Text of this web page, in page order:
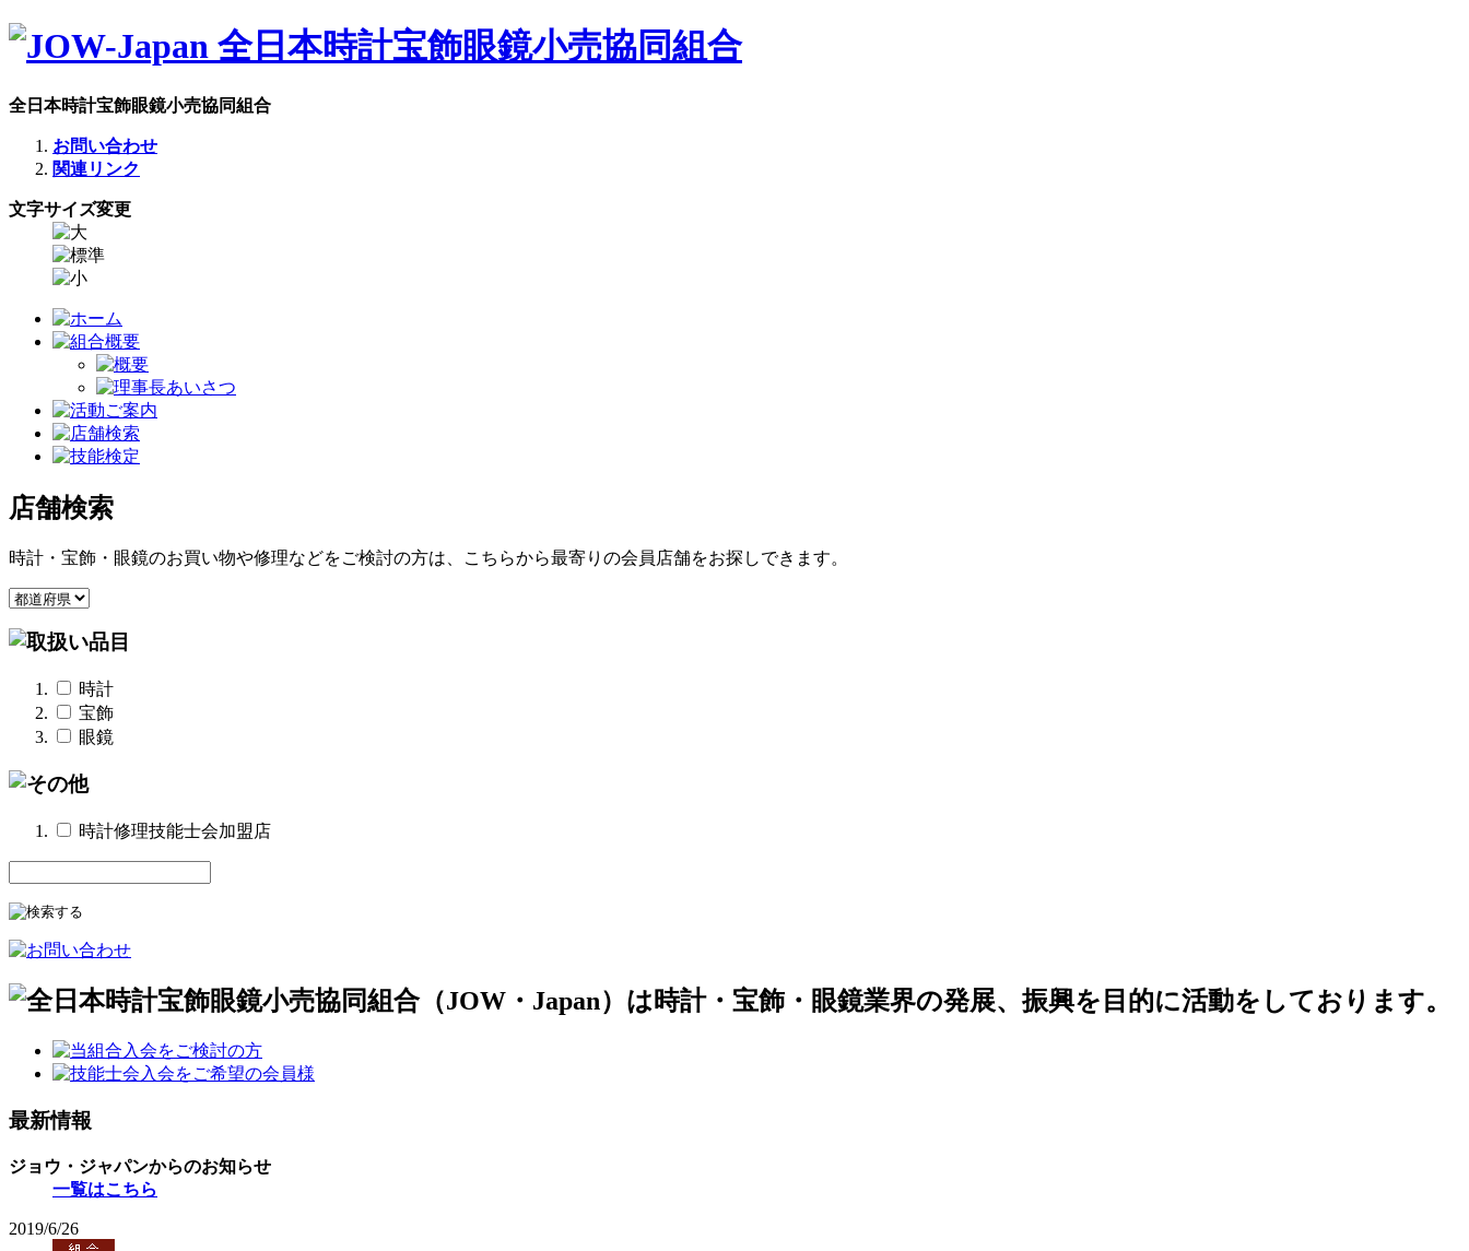
全日本時計宝飾眼鏡小売協同組合
お問い合わせ
関連リンク
文字サイズ変更
店舗検索
時計・宝飾・眼鏡のお買い物や修理などをご検討の方は、こちらから最寄りの会員店舗をお探しできます。
時計
宝飾
眼鏡
時計修理技能士会加盟店
最新情報
ジョウ・ジャパンからのお知らせ
一覧はこちら
2019/6/26